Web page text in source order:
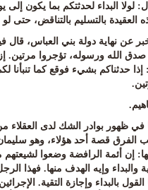
:لولا البداء لحدثتكم بما يكون إلى
بالتسليم بالتناقض، حتى لو
عن نهاية دولة بني العباس، قال
الله ورسوله، تؤجروا مرتين.
حدثناكم بشيء فوقع كما تنبأنا
.
.
في ظهور بوادر الشك لدى
الفرق قصة أحد هؤلاء، وهو
: إن أئمة الرافضة وضعوا
والبداء وإيه الهدف منها. فهذا
بالبداء وإجازة التقية.